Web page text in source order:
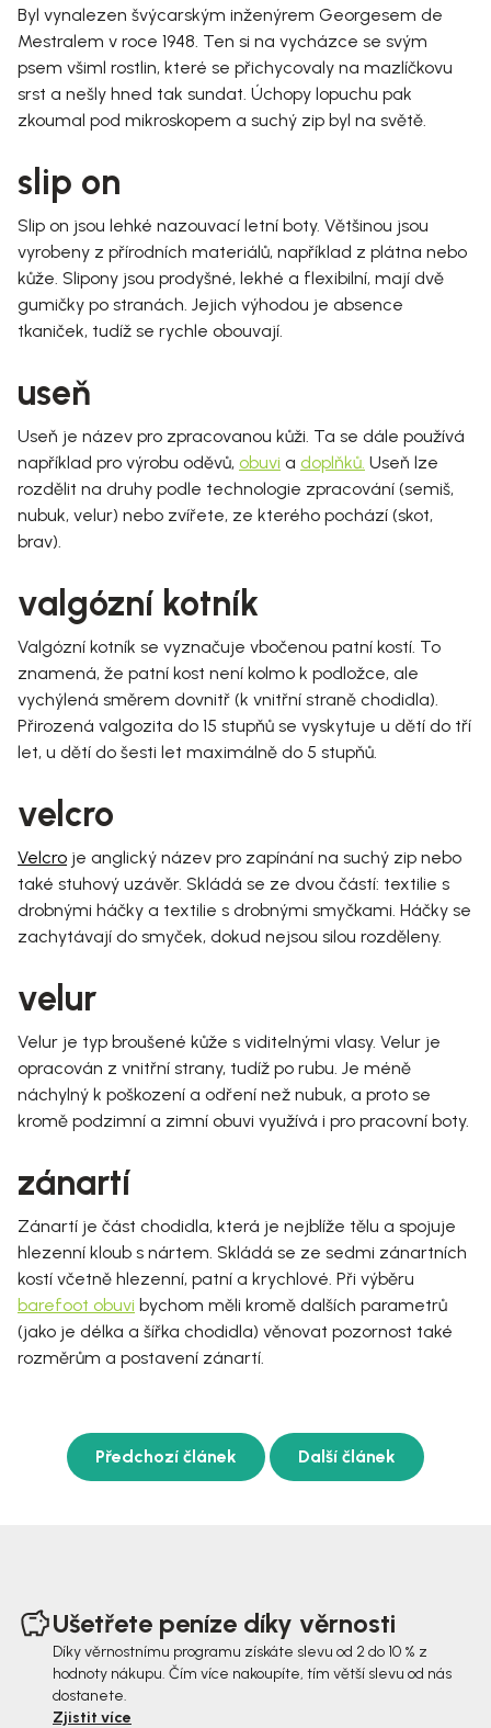
Byl vynalezen švýcarským inženýrem Georgesem de
Mestralem v roce 1948. Ten si na vycházce se svým
psem všiml rostlin, které se přichycovaly na mazlíčkovu
srst a nešly hned tak sundat. Úchopy lopuchu pak
zkoumal pod mikroskopem a suchý zip byl na světě.
slip on
Slip on jsou lehké nazouvací letní boty. Většinou jsou
vyrobeny z přírodních materiálů, například z plátna nebo
kůže. Slipony jsou prodyšné, lekhé a flexibilní, mají dvě
gumičky po stranách. Jejich výhodou je absence
tkaniček, tudíž se rychle obouvají.
useň
Useň je název pro zpracovanou kůži. Ta se dále používá
například pro výrobu oděvů, obuvi a doplňků. Useň lze
rozdělit na druhy podle technologie zpracování (semiš,
nubuk, velur) nebo zvířete, ze kterého pochází (skot,
brav).
valgózní kotník
Valgózní kotník se vyznačuje vbočenou patní kostí. To
znamená, že patní kost není kolmo k podložce, ale
vychýlená směrem dovnitř (k vnitřní straně chodidla).
Přirozená valgozita do 15 stupňů se vyskytuje u dětí do tří
let, u dětí do šesti let maximálně do 5 stupňů.
velcro
Velcro je anglický název pro zapínání na suchý zip nebo
také stuhový uzávěr. Skládá se ze dvou částí: textilie s
drobnými háčky a textilie s drobnými smyčkami. Háčky se
zachytávají do smyček, dokud nejsou silou rozděleny.
velur
Velur je typ broušené kůže s viditelnými vlasy. Velur je
opracován z vnitřní strany, tudíž po rubu. Je méně
náchylný k poškození a odření než nubuk, a proto se
kromě podzimní a zimní obuvi využívá i pro pracovní boty.
zánartí
Zánartí je část chodidla, která je nejblíže tělu a spojuje
hlezenní kloub s nártem. Skládá se ze sedmi zánartních
kostí včetně hlezenní, patní a krychlové. Při výběru
barefoot obuvi bychom měli kromě dalších parametrů
(jako je délka a šířka chodidla) věnovat pozornost také
rozměrům a postavení zánartí.
Předchozí článek Další článek
Ušetřete peníze díky věrnosti
Díky věrnostnímu programu získáte slevu od 2 do 10 % z
hodnoty nákupu. Čím více nakoupíte, tím větší slevu od nás
dostanete.
Zjistit více